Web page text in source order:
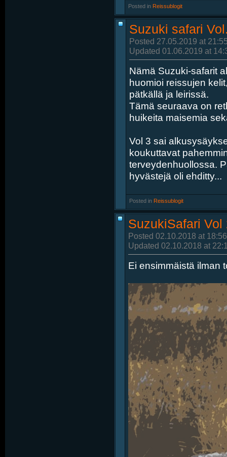
Posted in Reissublogit
Suzuki safari
Posted 27.05.2019 at
Updated 01.06.2019 at
Nämä Suzuki-safarit
huomioi reissujen
pätkällä ja leirissä.
Tämä seuraava on
huikeita maisemia
Vol 3 sai
koukuttavat
terveydenhuollossa.
hyvästejä oli ehditty...
Posted in Reissublogit
SuzukiSafari Vol
Posted 02.10.2018 at
Updated 02.10.2018 at
Ei ensimmäistä ilman